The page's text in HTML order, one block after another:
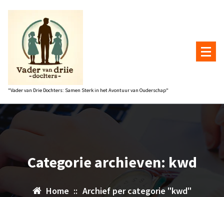
"Vader van Drie Dochters: Samen Sterk in het Avontuur van Ouderschap"
Categorie archieven: kwd
Home :: Archief per categorie "kwd"